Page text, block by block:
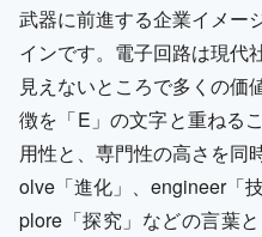
武器に前進する企業イメー
インです。電子回路は現代
見えないところで多くの価
徴を「E」の文字と重ねる
用性と、専門性の高さを同
olve「進化」、engineer「
plore「探究」などの言葉